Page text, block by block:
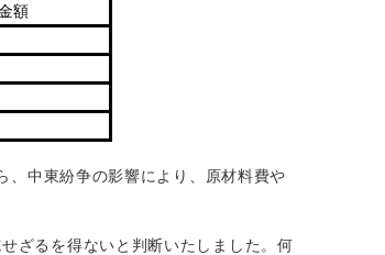
額
中東紛争の影響により、原材料費や
ざるを得ないと判断いたしました。何